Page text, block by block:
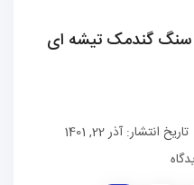
سنگ گندمک تیشه ای
تاریخ انتشار: آذر 22, 1401